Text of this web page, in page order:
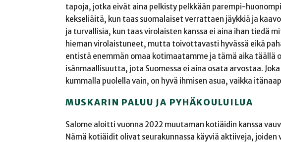
tapoja, jotka eivät aina pelkisty pelkkään parempi-
kekseliäitä, kun taas suomalaiset verrattaen jäykkiä ja
ja turvallisia, kun taas virolaisten kanssa ei aina ihan tiedä
hieman virolaistuneet, mutta toivottavasti hyvässä eikä
entistä enemmän omaa kotimaatamme ja tämä aika
isänmaallisuutta, jota Suomessa ei aina osata arvostaa.
kummalla puolella vain, on hyvä ihmisen asua, vaikka
MUSKARIN PALUU JA PYHÄKOULUILUA
Salome aloitti vuonna 2022 muutaman kotiäidin kanssa
Nämä kotiäidit olivat seurakunnassa käyviä aktiiveja,